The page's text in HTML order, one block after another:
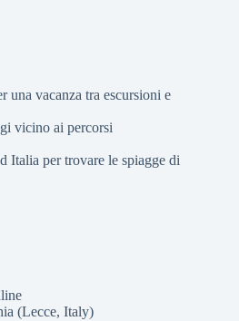
una vacanza tra escursioni e
vicino ai percorsi
Italia per trovare le spiagge di
(Lecce, Italy)